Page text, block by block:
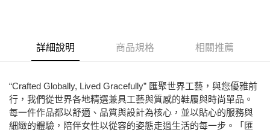
每筆NT$80，滿NT$2,000(含以上)免運費
詳細說明 商品規格 相關推薦
“Crafted Globally, Lived Gracefully” 匯聚世界工藝，與您優雅前
行，我們從世界各地精選兼具工藝與質感的鞋履與時尚單品。
每一件作品都以舒適、品質與設計為核心，並以貼心的服務與
細緻的體驗，陪伴女性以從容的姿態走過生活的每一步。「匯